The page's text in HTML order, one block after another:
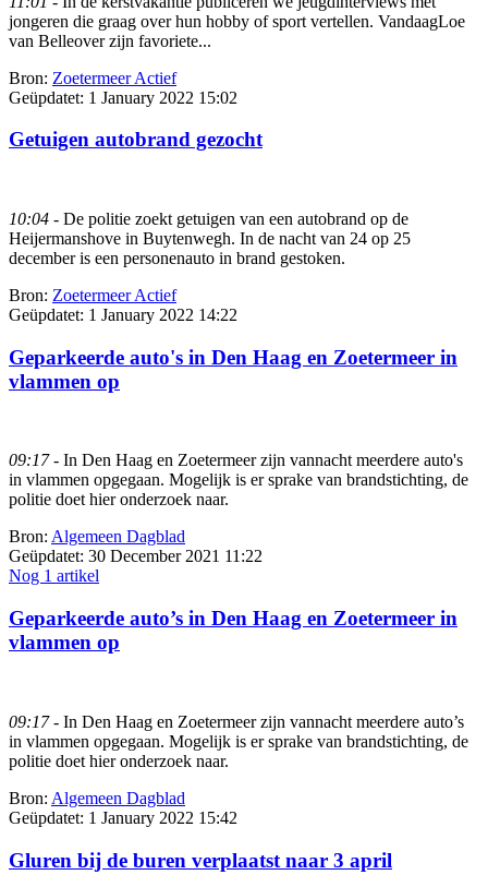
jongeren die graag over hun hobby of sport vertellen. VandaagLoe
van Belleover zijn favoriete...
Bron: Zoetermeer Actief
Geüpdatet: 1 January 2022 15:02
Getuigen autobrand gezocht
10:04 - De politie zoekt getuigen van een autobrand op de
Heijermanshove in Buytenwegh. In de nacht van 24 op 25
december is een personenauto in brand gestoken.
Bron: Zoetermeer Actief
Geüpdatet: 1 January 2022 14:22
Geparkeerde auto's in Den Haag en Zoetermeer in
vlammen op
09:17- In Den Haag en Zoetermeer zijn vannacht meerdere auto's
in vlammen opgegaan. Mogelijk is er sprake van brandstichting, de
politie doet hier onderzoek naar.
Bron: Algemeen Dagblad
Geüpdatet: 30 December 2021 11:22
Nog 1 artikel
Geparkeerde auto’s in Den Haag en Zoetermeer in
vlammen op
09:17- In Den Haag en Zoetermeer zijn vannacht meerdere auto’s
in vlammen opgegaan. Mogelijk is er sprake van brandstichting, de
politie doet hier onderzoek naar.
Bron: Algemeen Dagblad
Geüpdatet: 1 January 2022 15:42
Gluren bij de buren verplaatst naar 3 april